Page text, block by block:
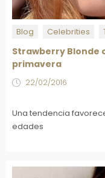
Blog Celebrities
Strawberry Blonde
primavera
22/02/2016
Una tendencia
edades